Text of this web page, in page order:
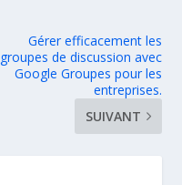
Gérer efficacement les
groupes de discussion avec
Google Groupes pour les
entreprises.
SUIVANT